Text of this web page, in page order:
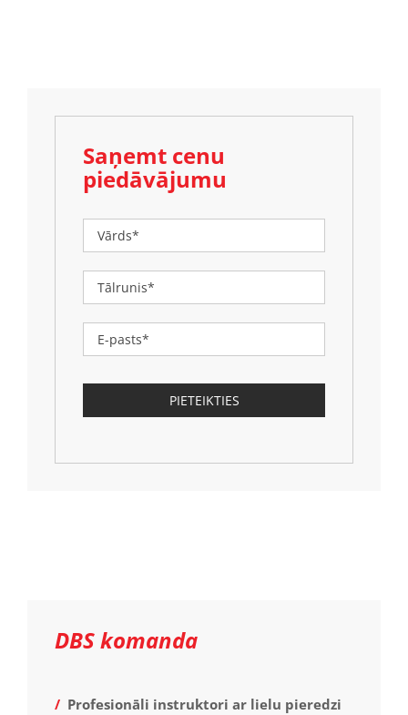
Saņemt cenu
piedāvājumu
DBS komanda
/ Profesionāli instruktori ar lielu pieredzi